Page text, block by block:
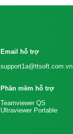
Email hỗ trợ
support1a@ttsoft.com.vn
Phần mềm hỗ trợ
Teamviewer QS
Ultraviewer Portable